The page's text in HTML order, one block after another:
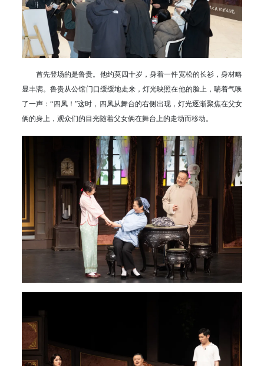
首先登场的是鲁贵。他约莫四十岁，身着一件宽松的长衫，身材略
显丰满。鲁贵从公馆门口缓缓地走来，灯光映照在他的脸上，喘着气唤
了一声：“四凤！”这时，四凤从舞台的右侧出现，灯光逐渐聚焦在父女
俩的身上，观众们的目光随着父女俩在舞台上的走动而移动。